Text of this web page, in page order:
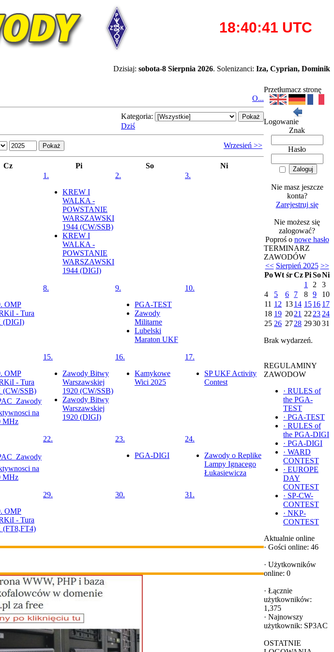
Dzisiaj: sobota-8 Sierpnia 2026. Solenizanci: Iza, Cyprian, Dominik
O...
Kategoria:
Dziś
Wrzesień >>
Cz Pi So
Ni
1.
KREW I
WALKA -
POWSTANIE
WARSZAWSKI
1944 (CW/SSB)
KREW I
WALKA -
POWSTANIE
WARSZAWSKI
1944 (DIGI)
2. 3.
OMP
- Tura
(DIGI)
8.
9.
PGA-TEST
Zawody
Militarne
Lubelski
Maraton UKF
10.
OMP
- Tura
(CW/SSB)
 Zawody
na
MHz
15.
Zawody Bitwy
Warszawskiej
1920 (CW/SSB)
Zawody Bitwy
Warszawskiej
1920 (DIGI)
16.
Kamykowe
Wici 2025
17.
SP UKF Activity
Contest
 Zawody
na
MHz
22.
23.
PGA-DIGI
24.
Zawody o Replike
Lampy Ignacego
Łukasiewicza
OMP
- Tura
(FT8,FT4)
29. 30. 31.
Przetłumacz stronę
Logowanie
Znak
Hasło
Nie masz jeszcze
konta?
Zarejestruj się
Nie możesz się
zalogować?
Poproś o nowe hasło
TERMINARZ
ZAWODÓW
<< Sierpień 2025 >>
PoWt śr CzPiSoNi
1
2
3
4
5 6 7 8 9
10
11 12 1314 1516 17
18 19 2021 22 23 24
25 26 2728 293031
Brak wydarzeń.
REGULAMINY
ZAWODOW
· RULES of
the PGA-
TEST
· PGA-TEST
· RULES of
the PGA-DIGI
· PGA-DIGI
· WARD
CONTEST
· EUROPE
DAY
CONTEST
· SP-CW-
CONTEST
· NKP-
CONTEST
Aktualnie online
· Gości online: 46
· Użytkowników
online: 0
· Łącznie
użytkowników:
1,375
· Najnowszy
użytkownik: SP3AC
OSTATNIE